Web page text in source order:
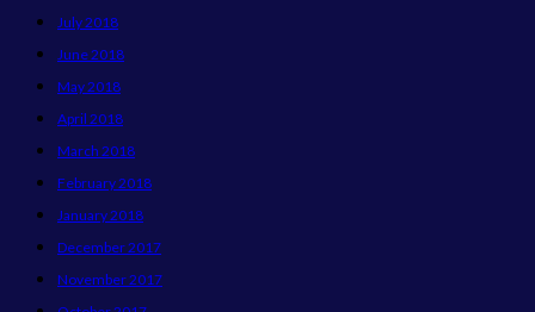
July 2018
June 2018
May 2018
April 2018
March 2018
February 2018
January 2018
December 2017
November 2017